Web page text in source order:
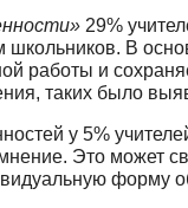
29%
школьников. В
работы и
таких было
у 5%
Это может
форму